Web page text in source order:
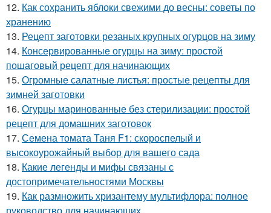
12. Как сохранить яблоки свежими до весны: советы по
хранению
13. Рецепт заготовки резаных крупных огурцов на зиму
14. Консервированные огурцы на зиму: простой
пошаговый рецепт для начинающих
15. Огромные салатные листья: простые рецепты для
зимней заготовки
16. Огурцы маринованные без стерилизации: простой
рецепт для домашних заготовок
17. Семена томата Таня F1: скороспелый и
высокоурожайный выбор для вашего сада
18. Какие легенды и мифы связаны с
достопримечательностями Москвы
19. Как размножить хризантему мультифлора: полное
руководство для начинающих